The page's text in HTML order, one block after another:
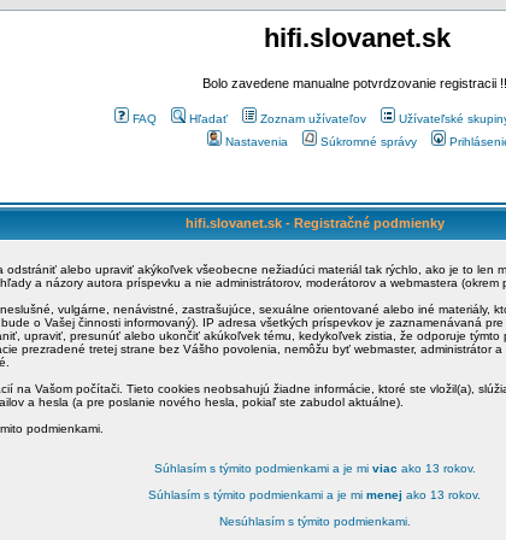
hifi.slovanet.sk
Bolo zavedene manualne potvrdzovanie registracii
FAQ Hľadať Zoznam užívateľov Užívateľské
Nastavenia
Súkromné správy
hifi.slovanet.sk - Registračné podmienky
odstrániť alebo upraviť akýkoľvek všeobecne nežiadúci materiál tak rýchlo, ako je to
a názory autora príspevku a nie administrátorov, moderátorov a webmastera
vulgárne, nenávistné, zastrašujúce, sexuálne orientované alebo iné materiály,
o Vašej činnosti informovaný). IP adresa všetkých príspevkov je zaznamenávaná
upraviť, presunúť alebo ukončiť akúkoľvek tému, kedykoľvek zistia, že odporuje
prezradené tretej strane bez Vášho povolenia, nemôžu byť webmaster, administrátor
na Vašom počítači. Tieto cookies neobsahujú žiadne informácie, ktoré ste vložil(a),
a hesla (a pre poslanie nového hesla, pokiaľ ste zabudol aktuálne).
podmienkami.
Súhlasím s týmito podmienkami a je mi viac ako 13 rokov.
Súhlasím s týmito podmienkami a je mi menej ako 13 rokov.
Nesúhlasím s týmito podmienkami.